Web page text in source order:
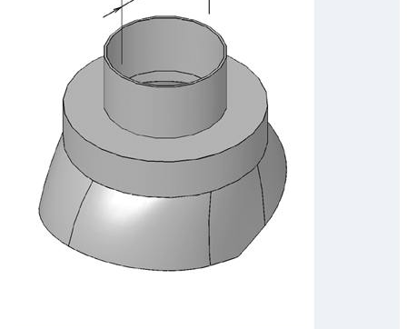
Oplossingen
Downloads
Academy
Over ons
Contact